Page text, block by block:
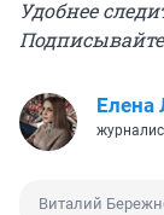
Удобнее
Елена
Виталий